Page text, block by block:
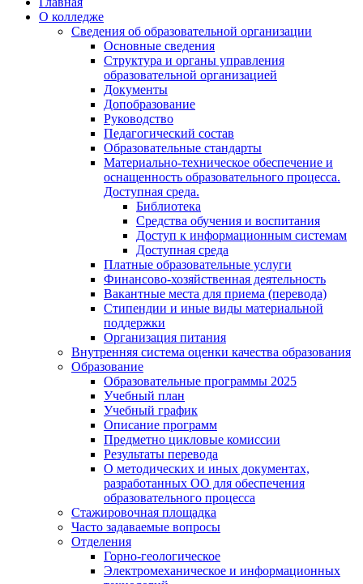
О колледже
Сведения об образовательной организации
Основные сведения
Структура и органы управления
образовательной организацией
Документы
Допобразование
Руководство
Педагогический состав
Образовательные стандарты
Материально-техническое обеспечение и
оснащенность образовательного процесса.
Доступная среда.
Библиотека
Средства обучения и воспитания
Доступ к информационным системам
Доступная среда
Платные образовательные услуги
Финансово-хозяйственная деятельность
Вакантные места для приема (перевода)
Стипендии и иные виды материальной
поддержки
Организация питания
Внутренняя система оценки качества образования
Образование
Образовательные программы 2025
Учебный план
Учебный график
Описание программ
Предметно цикловые комиссии
Результаты перевода
О методических и иных документах,
разработанных ОО для обеспечения
образовательного процесса
Стажировочная площадка
Часто задаваемые вопросы
Отделения
Горно-геологическое
Электромеханическое и информационных